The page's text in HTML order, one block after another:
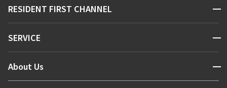
新着情報から探す
新着募集情報
お問い合わせ
RESIDENT FIRST CHANNEL 開閉
マンションレポート
住まいのコラム
SERVICE 開閉
会員ページ
About Us 開閉